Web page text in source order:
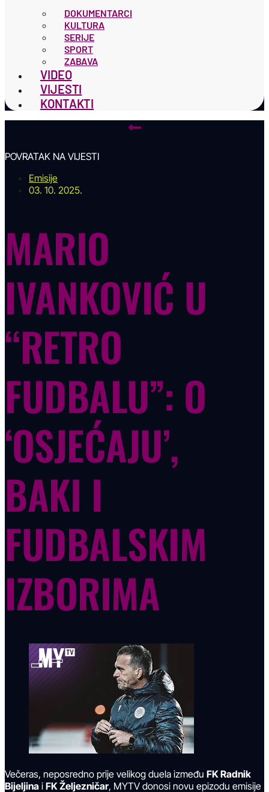
DOKUMENTARCI
KULTURA
SERIJE
SPORT
ZABAVA
VIDEO
VIJESTI
KONTAKTI
POVRATAK NA VIJESTI
Emisije
03. 10. 2025.
MARIO
IVANKOVIĆ U
“RETRO
FUDBALU”: O
‘OSJEĆAJU’,
BAKI I
FUDBALSKIM
IZBORIMA
Večeras, neposredno prije velikog duela između FK Radnik
Bijeljina i FK Željezničar, MYTV donosi novu epizodu emisije